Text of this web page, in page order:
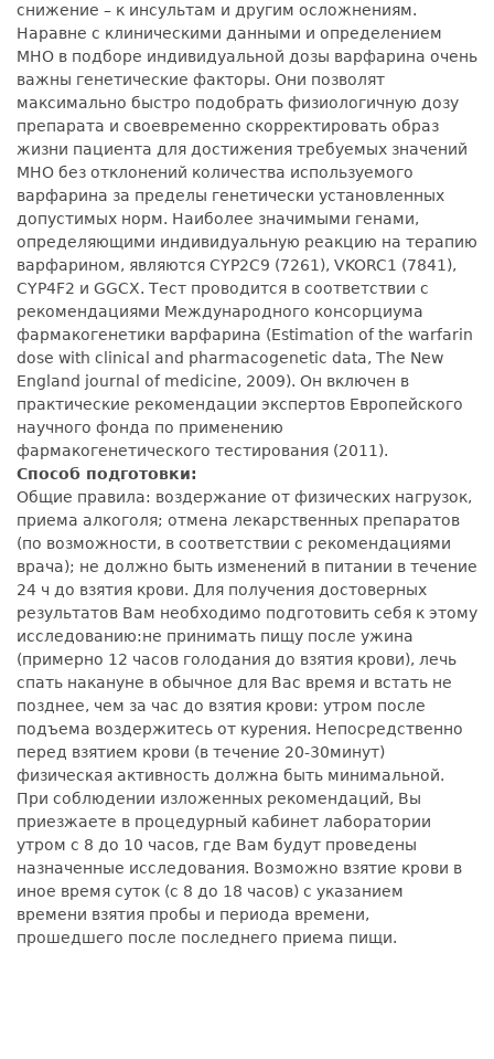
снижение – к инсультам и другим осложнениям.
Наравне с клиническими данными и определением
МНО в подборе индивидуальной дозы варфарина очень
важны генетические факторы. Они позволят
максимально быстро подобрать физиологичную дозу
препарата и своевременно скорректировать образ
жизни пациента для достижения требуемых значений
МНО без отклонений количества используемого
варфарина за пределы генетически установленных
допустимых норм. Наиболее значимыми генами,
определяющими индивидуальную реакцию на терапию
варфарином, являются CYP2C9 (7261), VKORC1 (7841),
CYP4F2 и GGCX. Тест проводится в соответствии с
рекомендациями Международного консорциума
фармакогенетики варфарина (Estimation of the warfarin
dose with clinical and pharmacogenetic data, The New
England journal of medicine, 2009). Он включен в
практические рекомендации экспертов Европейского
научного фонда по применению
фармакогенетического тестирования (2011).
Способ подготовки:
Общие правила: воздержание от физических нагрузок,
приема алкоголя; отмена лекарственных препаратов
(по возможности, в соответствии с рекомендациями
врача); не должно быть изменений в питании в течение
24 ч до взятия крови. Для получения достоверных
результатов Вам необходимо подготовить себя к этому
исследованию:не принимать пищу после ужина
(примерно 12 часов голодания до взятия крови), лечь
спать накануне в обычное для Вас время и встать не
позднее, чем за час до взятия крови: утром после
подъема воздержитесь от курения. Непосредственно
перед взятием крови (в течение 20-30минут)
физическая активность должна быть минимальной.
При соблюдении изложенных рекомендаций, Вы
приезжаете в процедурный кабинет лаборатории
утром с 8 до 10 часов, где Вам будут проведены
назначенные исследования. Возможно взятие крови в
иное время суток (с 8 до 18 часов) с указанием
времени взятия пробы и периода времени,
прошедшего после последнего приема пищи.